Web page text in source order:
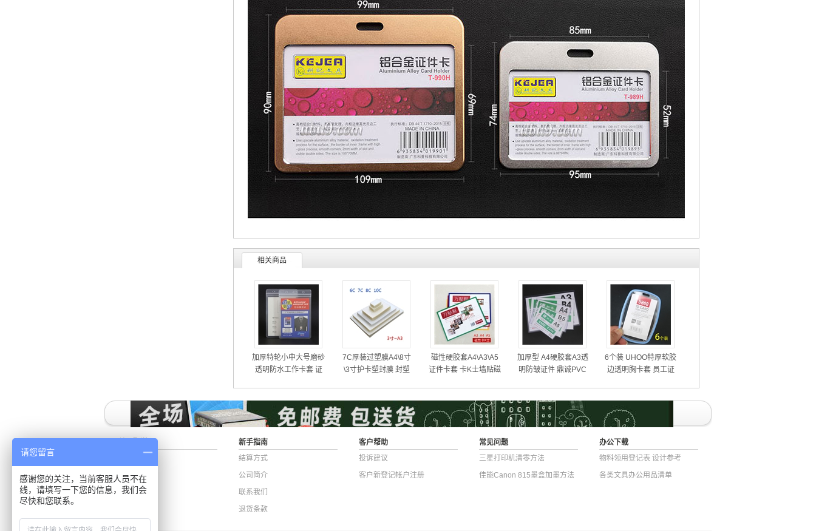
相关商品
加厚特轮小中大号磨砂
透明防水工作卡套 证
7C厚装过塑膜A4\8寸
\3寸护卡塑封膜 封塑
磁性硬胶套A4\A3\A5
证件卡套 卡K士墙贴磁
加厚型 A4硬胶套A3透
明防皱证件 鼎诚PVC
6个装 UHOO特厚软胶
边透明胸卡套 员工证
送货范围
新手指南
结算方式
公司简介
联系我们
退货条款
客户帮助
投诉建议
客户新登记帐户注册
常见问题
三星打印机清零方法
佳能Canon 815墨盒加墨方法
办公下载
物​料​领​用​登​记​表 设计参考
各类文具办公用品清单
请您留言
感谢您的关注，当前客服人员不在
线，请填写一下您的信息，我们会
尽快和您联系。